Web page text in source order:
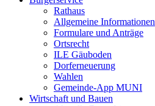
Rathaus
Allgemeine Informationen
Formulare und Anträge
Ortsrecht
ILE Gäuboden
Dorferneuerung
Wahlen
Gemeinde-App MUNI
Wirtschaft und Bauen